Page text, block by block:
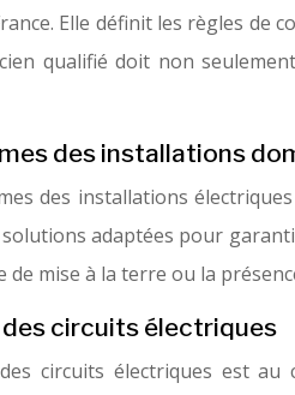
Elle définit les règles de
qualifié doit non
des installations
des installations
solutions adaptées pour
de mise à la terre ou la
circuits électriques
circuits électriques est au